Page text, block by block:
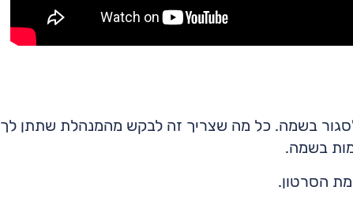
בשמה. כל מה שצריך זה לבקש מהמנהלת שתתן לך
בשמה.